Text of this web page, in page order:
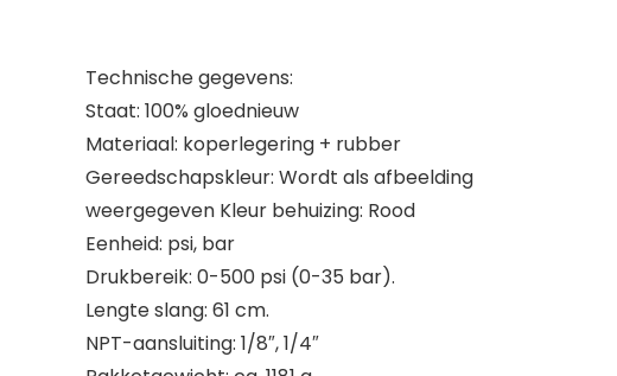
Technische gegevens:
Staat: 100% gloednieuw
Materiaal: koperlegering + rubber
Gereedschapskleur: Wordt als afbeelding
weergegeven Kleur behuizing: Rood
Eenheid: psi, bar
Drukbereik: 0-500 psi (0-35 bar).
Lengte slang: 61 cm.
NPT-aansluiting: 1/8″, 1/4″